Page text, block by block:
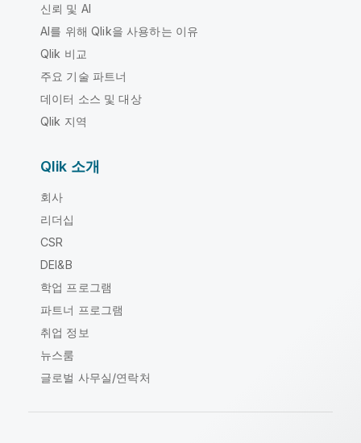
신뢰 및 AI
AI를 위해 Qlik을 사용하는 이유
Qlik 비교
주요 기술 파트너
데이터 소스 및 대상
Qlik 지역
Qlik 소개
회사
리더십
CSR
DEI&B
학업 프로그램
파트너 프로그램
취업 정보
뉴스룸
글로벌 사무실/연락처